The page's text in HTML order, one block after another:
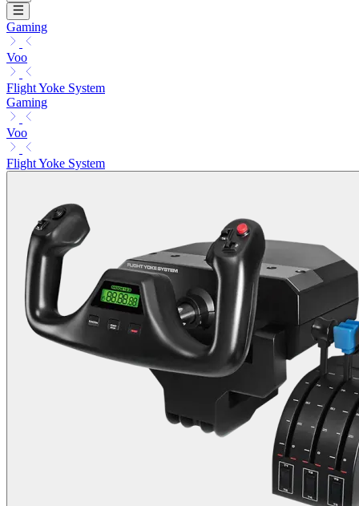
Gaming
Voo
Flight Yoke System
Gaming
Voo
Flight Yoke System